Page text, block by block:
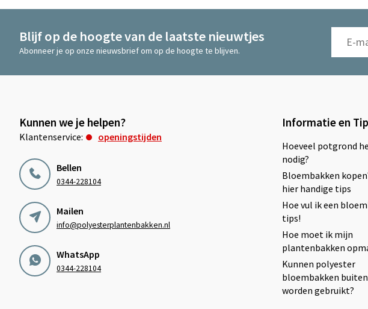
Blijf op de hoogte van de laatste nieuwtjes
Abonneer je op onze nieuwsbrief om op de hoogte te blijven.
Kunnen we je helpen?
Klantenservice: openingstijden
Bellen
0344-228104
Mailen
info@polyesterplantenbakken.nl
WhatsApp
0344-228104
Informatie en
Hoeveel potgrond
nodig?
Bloembakken
hier handige tips
Hoe vul ik een
tips!
Hoe moet ik mijn
plantenbakken
Kunnen polyester
bloembakken buiten
worden gebruikt?